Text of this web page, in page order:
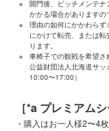
※
開門後、ピッチメンテ
かかる場合がありますの
※
理由の如何にかかわら
にかけて転売、または
ります。
※
車椅子での観戦を希望さ
公益財団法人北海道サ
10:00〜17:00）
［*a プレミアムシ
・購入はお一人様2〜4